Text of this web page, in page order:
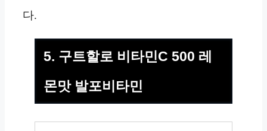
다.
5. 구트할로 비타민C 500 레
몬맛 발포비타민